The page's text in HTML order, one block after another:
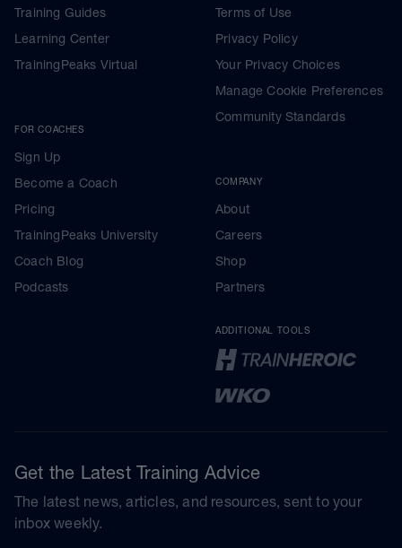
Training Guides
Learning Center
TrainingPeaks Virtual
FOR COACHES
Sign Up
Become a Coach
Pricing
TrainingPeaks University
Coach Blog
Podcasts
Terms of Use
Privacy Policy
Your Privacy Choices
Manage Cookie Preferences
Community Standards
COMPANY
About
Careers
Shop
Partners
ADDITIONAL TOOLS
Get the Latest Training Advice
The latest news, articles, and resources, sent to your
inbox weekly.